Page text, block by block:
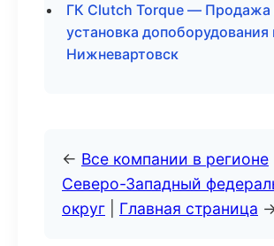
ГК Clutch Torque — Продажа
установка допоборудования
Нижневартовск
← Все компании в регионе
Северо-Западный
округ
Главная страница